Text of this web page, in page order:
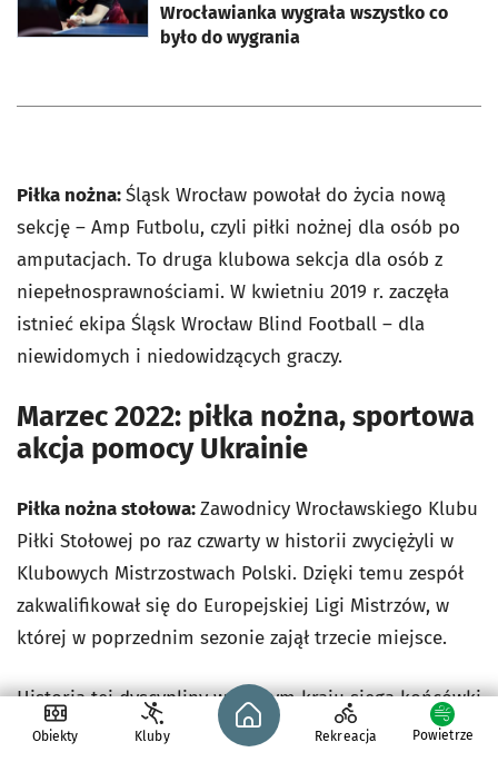
Wrocławianka wygrała wszystko co
było do wygrania
Piłka nożna:Śląsk Wrocław powołał do życia nową
sekcję – Amp Futbolu, czyli piłki nożnej dla osób po
amputacjach. To druga klubowa sekcja dla osób z
niepełnosprawnościami. W kwietniu 2019 r. zaczęła
istnieć ekipa Śląsk Wrocław Blind Football – dla
niewidomych i niedowidzących graczy.
Marzec 2022: piłka nożna, sportowa
akcja pomocy Ukrainie
Piłka nożna stołowa:Zawodnicy Wrocławskiego Klubu
Piłki Stołowej po raz czwarty w historii zwyciężyli w
Klubowych Mistrzostwach Polski. Dzięki temu zespół
zakwalifikował się do Europejskiej Ligi Mistrzów, w
której w poprzednim sezonie zajął trzecie miejsce.
Historia tej dyscypliny w naszym kraju sięga końcówki
lat 90. ubiegłego wieku.
Obiekty Kluby
Strona główna - wroclaw.pl
Rekreacja Powietrze